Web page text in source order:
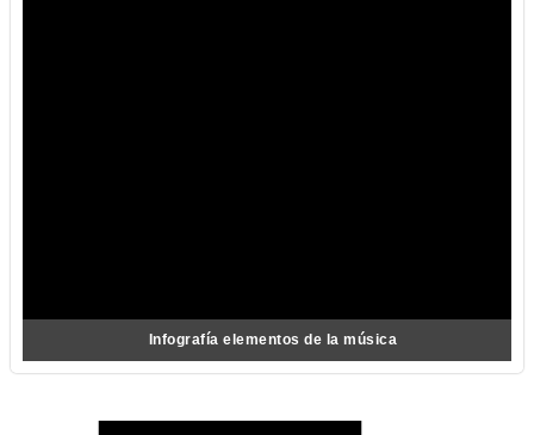
Infografía elementos de la música